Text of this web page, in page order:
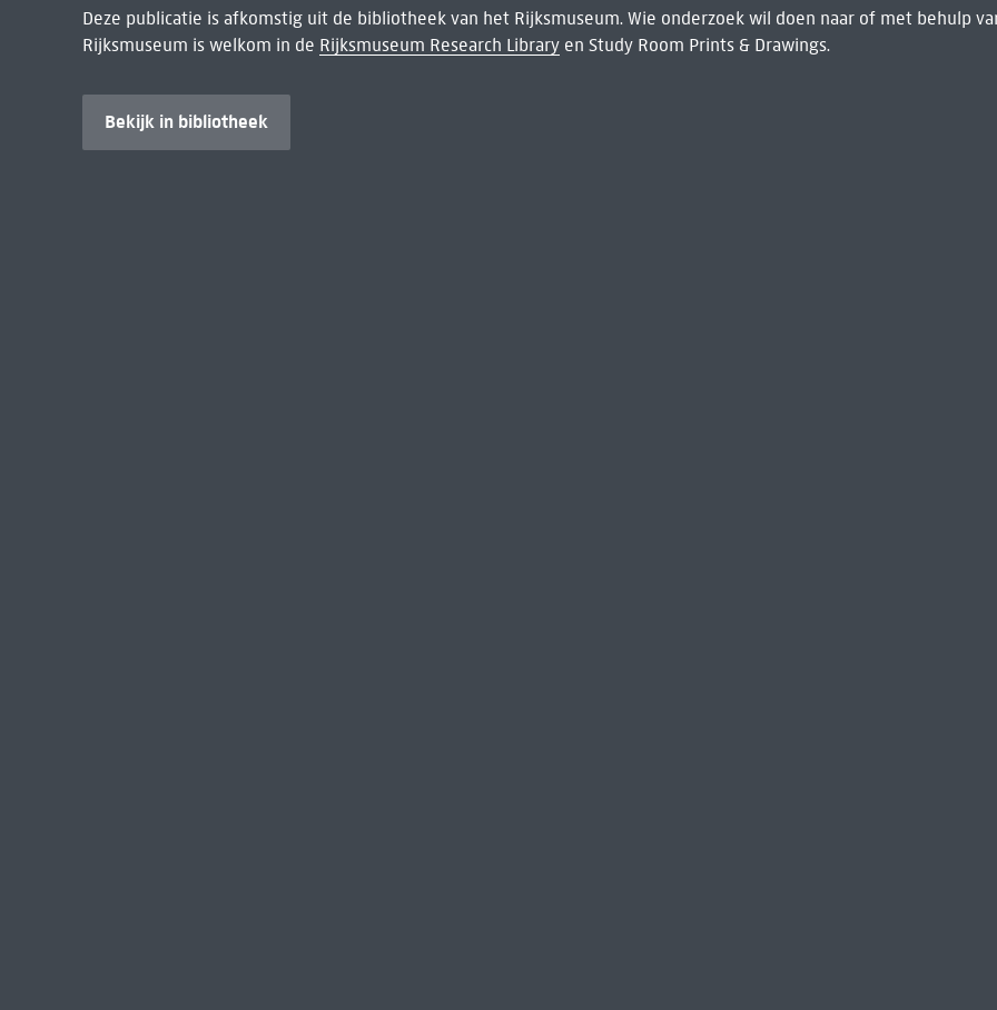
Deze publicatie is afkomstig uit de bibliotheek van het Rijksmuseum. Wie onderzoek wil doen naar of met behulp
Rijksmuseum is welkom in de Rijksmuseum Research Libraryen Study Room Prints & Drawings.
Bekijk in bibliotheek